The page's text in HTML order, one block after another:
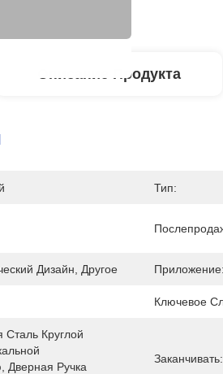
Описание Продукта
Тип:
Дизайн, Другое Приложение:
Ключевое
Круглой
Дверная Ручка
Заканчивать: